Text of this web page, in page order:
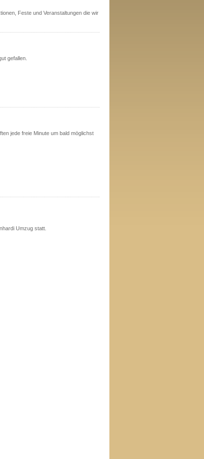
Feste und Veranstaltungen die wir
gefallen.
jede freie Minute um bald möglichst
Umzug statt.